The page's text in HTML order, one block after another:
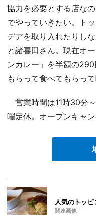
協力を必要とする店な
でやっていきたい。ト
デアを取り入れたりし
と諸喜田さん。現在オ
ンカレー」を半額の
もらって食べてもらっ
営業時間は11時30分
曜定休。オープンキャ
人気のトッピ
関連画像